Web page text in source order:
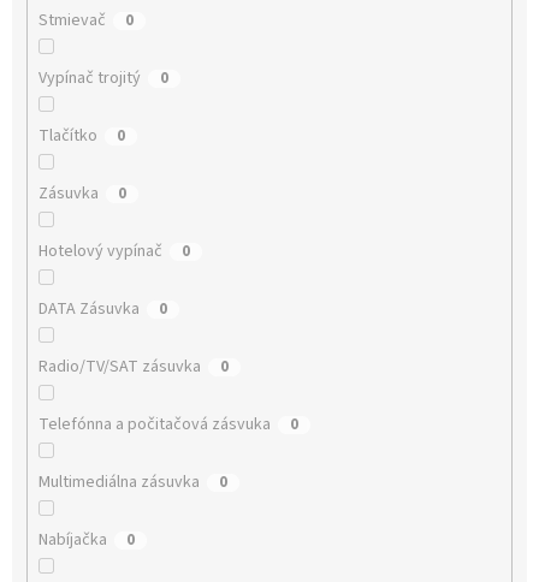
Stmievač 0
Vypínač trojitý 0
Tlačítko 0
Zásuvka 0
Hotelový vypínač 0
DATA Zásuvka 0
Radio/TV/SAT zásuvka 0
Telefónna a počitačová zásvuka 0
Multimediálna zásuvka 0
Nabíjačka 0